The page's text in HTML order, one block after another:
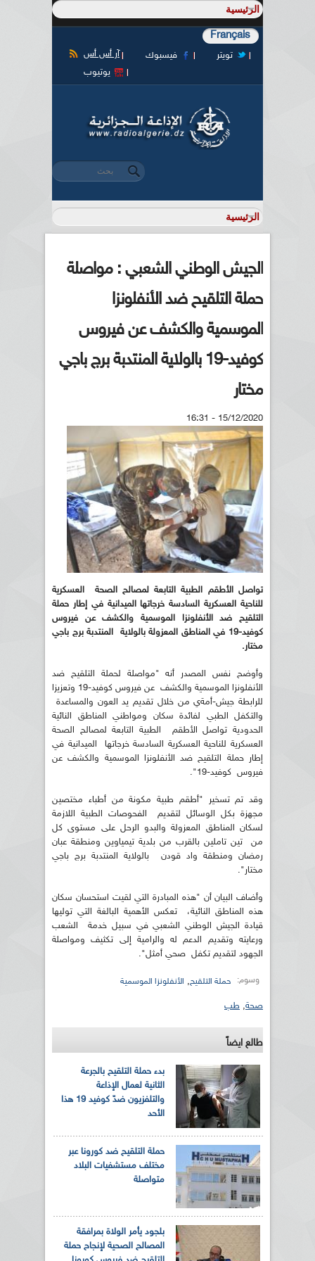
Français
آر أس أس فيسبوك
تويتر
يوتيوب
استمارة البحث
‏بحث ‏
الجيش الوطني الشعبي : مواصلة
حملة التلقيح ضد الأنفلونزا
الموسمية والكشف عن فيروس
كوفيد-19 بالولاية المنتدبة برج باجي
مختار
15/12/2020 - 16:31
تواصل الأطقم الطبية التابعة لمصالح الصحة العسكرية
للناحية العسكرية السادسة خرجاتها الميدانية في إطار حملة
التلقيح ضد الأنفلونزا الموسمية والكشف عن فيروس
كوفيد-19 في المناطق المعزولة بالولاية المنتدبة برج باجي
مختار.
وأوضح نفس المصدر أنه "مواصلة لحملة التلقيح ضد
الأنفلونزا الموسمية والكشف عن فيروس كوفيد-19 وتعزيزا
للرابطة جيش-أمةي من خلال تقديم يد العون والمساعدة
والتكفل الطبي لفائدة سكان ومواطني المناطق النائية
الحدودية تواصل الأطقم الطبية التابعة لمصالح الصحة
العسكرية للناحية العسكرية السادسة خرجاتها الميدانية في
إطار حملة التلقيح ضد الأنفلونزا الموسمية والكشف عن
فيروس كوفيد-19".
وقد تم تسخير "أطقم طبية مكونة من أطباء مختصين
مجهزة بكل الوسائل لتقديم الفحوصات الطبية اللازمة
لسكان المناطق المعزولة والبدو الرحل على مستوى كل
من تين تاملين بالقرب من بلدية تيمياوين ومنطقة عبان
رمضان ومنطقة واد قودن بالولاية المنتدبة برج باجي
مختار".
وأضاف البيان أن "هذه المبادرة التي لقيت استحسان سكان
هذه المناطق النائية، تعكس الأهمية البالغة التي توليها
قيادة الجيش الوطني الشعبي في سبيل خدمة الشعب
ورعايته وتقديم الدعم له والرامية إلى تكثيف ومواصلة
الجهود لتقديم تكفل صحي أمثل".
وسوم: حملة التلقيح, الأنفلونزا الموسمية
صحة, طب
طالع ايضاً
بدء حملة التلقيح بالجرعة
الثانية لعمال الإذاعة
والتلفزيون ضدّ كوفيد 19 هذا
الأحد
حملة التلقيح ضد كورونا عبر
مختلف مستشفيات البلاد
متواصلة
بلجود يأمر الولاة بمرافقة
المصالح الصحية لإنجاح حملة